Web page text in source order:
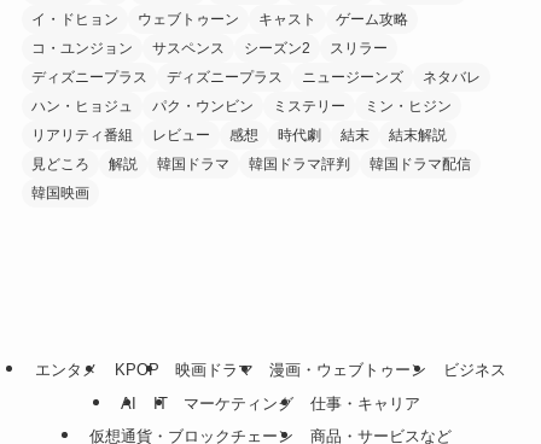
イ・ドヒョン
ウェブトゥーン キャスト
ゲーム攻略
コ・ユンジョン
サスペンス シーズン2
スリラー
ディズニープラス
ディズニープラス ニュージーンズ
ネタバレ
ハン・ヒョジュ
パク・ウンビン ミステリー
ミン・ヒジン
リアリティ番組
レビュー 感想 時代劇 結末
結末解説
見どころ
解説 韓国ドラマ 韓国ドラマ評判
韓国ドラマ配信
韓国映画
エンタメ KPOP 映画ドラマ 漫画・ウェブトゥーン
ビジネス
AI
IT マーケティング
仕事・キャリア
仮想通貨・ブロックチェーン
商品・サービスなど